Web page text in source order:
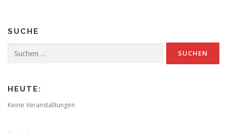
SUCHE
nach:
HEUTE:
Keine Veranstalltungen